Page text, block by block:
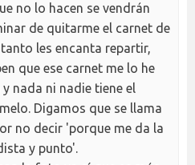
no lo hacen se vendrán
de quitarme el carnet de
les encanta repartir,
que ese carnet me lo he
nada ni nadie tiene el
Digamos que se llama
no decir 'porque me da la
y punto'.